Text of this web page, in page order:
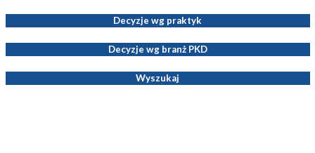
Decyzje wg praktyk
Decyzje wg branż PKD
Wyszukaj